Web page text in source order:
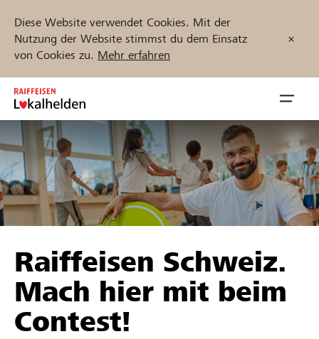
Diese Website verwendet Cookies. Mit der
Nutzung der Website stimmst du dem Einsatz
von Cookies zu. Mehr erfahren
Zum
Inhalt
springen
öffnen
Unterstützen
Hilfe & Support
Projekte und Organisationen finden
Jetzt starten
Raiffeisen Schweiz.
Mach hier mit beim
Contest!